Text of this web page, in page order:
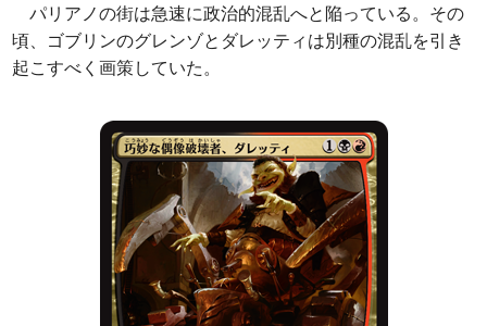
パリアノの街は急速に政治的混乱へと陥っている。その
頃、ゴブリンのグレンゾとダレッティは別種の混乱を引き
起こすべく画策していた。